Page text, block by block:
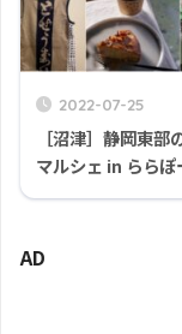
2022-07-25
［沼津］静岡東
マルシェ in ららぽ
AD